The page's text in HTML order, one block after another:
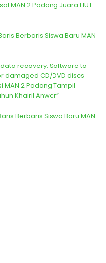
MAN 2 Padang Juara HUT
Berbaris Siswa Baru MAN
recovery. Software to
damaged CD/DVD discs
MAN 2 Padang Tampil
Khairil Anwar”
Berbaris Siswa Baru MAN